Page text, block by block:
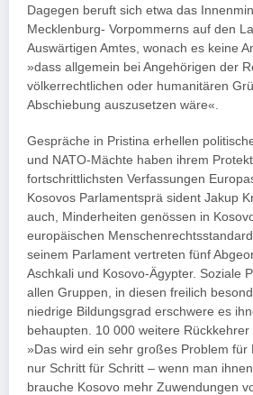
Dagegen beruft sich etwa das
Mecklenburg- Vorpommerns auf den
Auswärtigen Amtes, wonach es keine
»dass allgemein bei Angehörigen der
völkerrechtlichen oder humanitären
Abschiebung auszusetzen wäre«.
Gespräche in Pristina erhellen
und NATO-Mächte haben ihrem
fortschrittlichsten Verfassungen
Kosovos Parlamentsprä sident Jakup
auch, Minderheiten genössen in
europäischen
seinem Parlament vertreten fünf
Aschkali und Kosovo-Ägypter. Soziale
allen Gruppen, in diesen freilich
niedrige Bildungsgrad erschwere es
behaupten. 10 000 weitere
»Das wird ein sehr großes Problem für
nur Schritt für Schritt – wenn man
brauche Kosovo mehr Zuwendungen